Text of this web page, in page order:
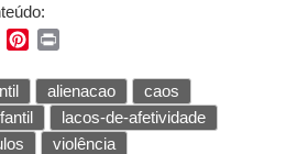
WhatsApp
Pinterest
alienacao
caos
lacos-de-afetividade
violência